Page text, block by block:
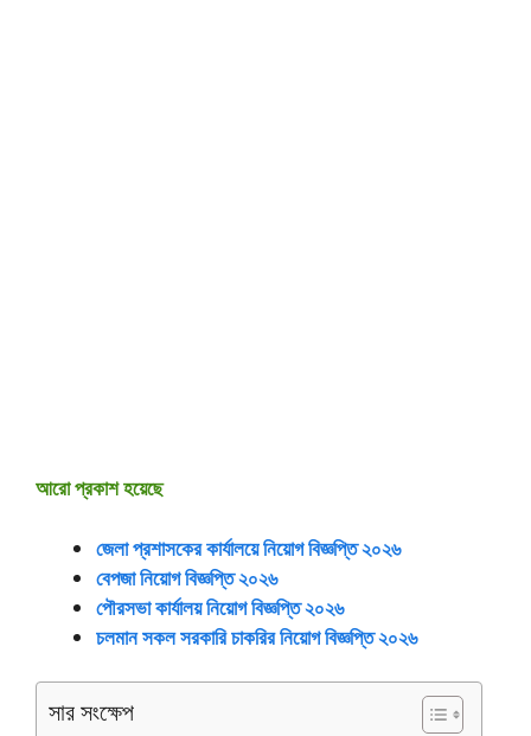
আরো প্রকাশ হয়েছে
জেলা প্রশাসকের কার্যালয়ে নিয়োগ বিজ্ঞপ্তি ২০২৬
বেপজা নিয়োগ বিজ্ঞপ্তি ২০২৬
পৌরসভা কার্যালয় নিয়োগ বিজ্ঞপ্তি ২০২৬
চলমান সকল সরকারি চাকরির নিয়োগ বিজ্ঞপ্তি ২০২৬
সার সংক্ষেপ